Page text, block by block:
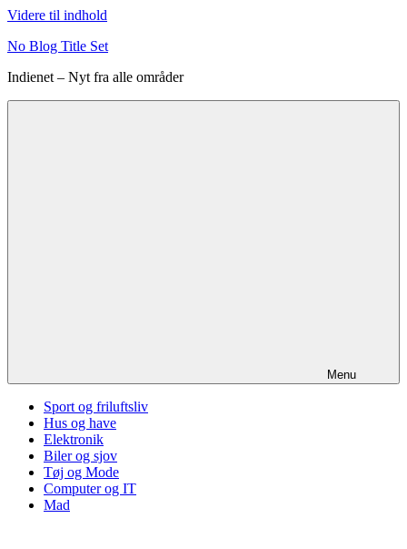
Videre til indhold
No Blog Title Set
Indienet – Nyt fra alle områder
Menu
Sport og friluftsliv
Hus og have
Elektronik
Biler og sjov
Tøj og Mode
Computer og IT
Mad